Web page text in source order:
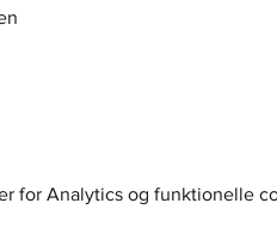
for Analytics og funktionelle